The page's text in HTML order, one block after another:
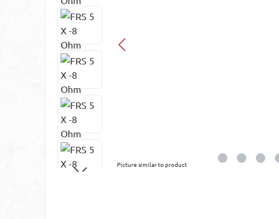
Picture similar to product